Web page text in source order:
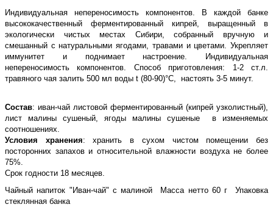
Индивидуальная непереносимость компонентов. В каждой банке
высококачественный ферментированный кипрей, выращенный в
экологически чистых местах Сибири, собранный вручную и
смешанный с натуральными ягодами, травами и цветами. Укрепляет
иммунитет и поднимает настроение. Индивидуальная
непереносимость компонентов. Способ приготовления: 1-2 ст.л.
травяного чая залить 500 мл воды t (80-90)°С, настоять 3-5 минут.
Состав: иван-чай листовой ферментированный (кипрей узколистный),
лист малины сушеный, ягоды малины сушеные в изменяемых
соотношениях.
Условия хранения: хранить в сухом чистом помещении без
посторонних запахов и относительной влажности воздуха не более
75%.
Срок годности 18 месяцев.
Чайный напиток "Иван-чай" с малиной Масса нетто 60 г Упаковка
стеклянная банка